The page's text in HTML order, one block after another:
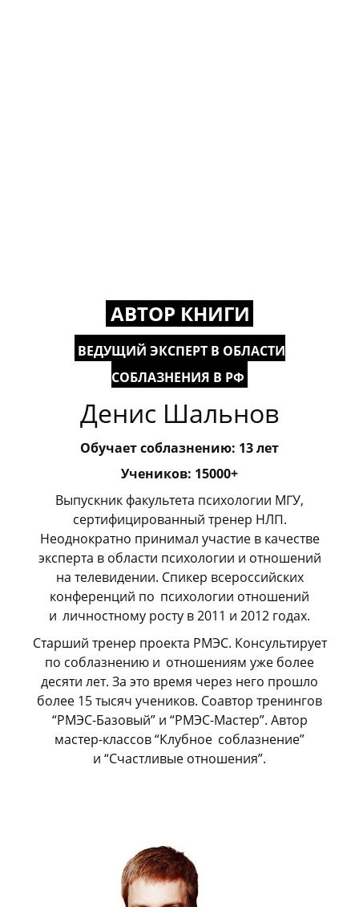
АВТОР КНИГИ
ВЕДУЩИЙ ЭКСПЕРТ В ОБЛАСТИ
СОБЛАЗНЕНИЯ В РФ
Денис Шальнов
Обучает соблазнению: 13 лет
Учеников: 15000+
Выпускник факультета психологии МГУ,
сертифицированный тренер НЛП.
Неоднократно принимал участие в качестве
эксперта в области психологии и отношений
на телевидении. Спикер всероссийских
конференций по психологии отношений
и личностному росту в 2011 и 2012 годах.
Старший тренер проекта РМЭС. Консультирует
по соблазнению и отношениям уже более
десяти лет. За это время через него прошло
более 15 тысяч учеников. Соавтор тренингов
“РМЭС-Базовый” и “РМЭС-Мастер”. Автор
мастер-классов “Клубное соблазнение”
и “Счастливые отношения”.